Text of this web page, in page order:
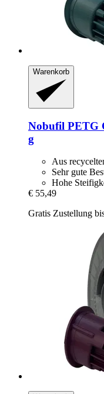
Warenkorb
Nobufil PETG
g
Aus
Sehr gute
Hohe
€ 55,49
Gratis Zustellung